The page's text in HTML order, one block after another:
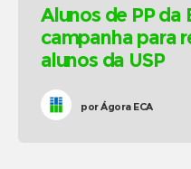
Alunos de PP da
campanha para
alunos da USP
porÁgora ECA